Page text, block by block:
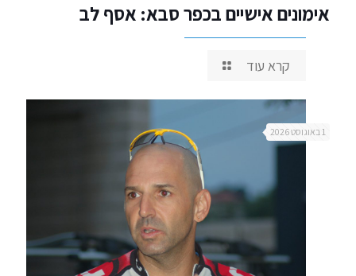
אימונים אישיים בכפר סבא: אסף לב
קרא עוד
1 באוגוסט 2026